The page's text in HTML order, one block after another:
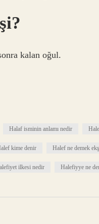
kalan oğul.
Halaf isminin anlamı nedir
kime denir Halef ne demek
ilkesi nedir Halefiyye ne